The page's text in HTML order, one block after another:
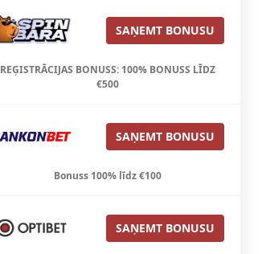
SAŅEMT BONUSU
REĢISTRĀCIJAS BONUSS: 100% BONUSS LĪDZ
€500
SAŅEMT BONUSU
Bonuss 100% līdz €100
SAŅEMT BONUSU